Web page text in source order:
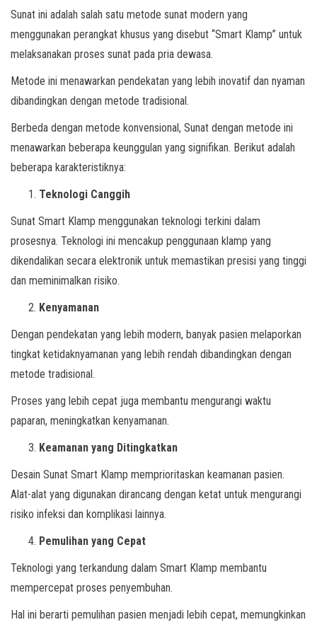
Sunat ini adalah salah satu metode sunat modern yang
menggunakan perangkat khusus yang disebut “Smart Klamp” untuk
melaksanakan proses sunat pada pria dewasa.
Metode ini menawarkan pendekatan yang lebih inovatif dan nyaman
dibandingkan dengan metode tradisional.
Berbeda dengan metode konvensional, Sunat dengan metode ini
menawarkan beberapa keunggulan yang signifikan. Berikut adalah
beberapa karakteristiknya:
Teknologi Canggih
Sunat Smart Klamp menggunakan teknologi terkini dalam
prosesnya. Teknologi ini mencakup penggunaan klamp yang
dikendalikan secara elektronik untuk memastikan presisi yang tinggi
dan meminimalkan risiko.
Kenyamanan
Dengan pendekatan yang lebih modern, banyak pasien melaporkan
tingkat ketidaknyamanan yang lebih rendah dibandingkan dengan
metode tradisional.
Proses yang lebih cepat juga membantu mengurangi waktu
paparan, meningkatkan kenyamanan.
Keamanan yang Ditingkatkan
Desain Sunat Smart Klamp memprioritaskan keamanan pasien.
Alat-alat yang digunakan dirancang dengan ketat untuk mengurangi
risiko infeksi dan komplikasi lainnya.
Pemulihan yang Cepat
Teknologi yang terkandung dalam Smart Klamp membantu
mempercepat proses penyembuhan.
Hal ini berarti pemulihan pasien menjadi lebih cepat, memungkinkan